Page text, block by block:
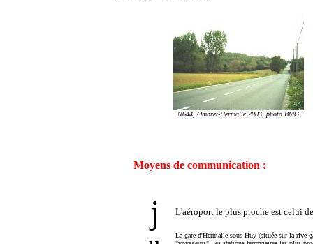
N644, Ombret-Hermalle 2003, photo BMG
Moyens de communication :
j L'aéroport le plus proche est celui
La gare d'Hermalle-sous-Huy (située sur la rive